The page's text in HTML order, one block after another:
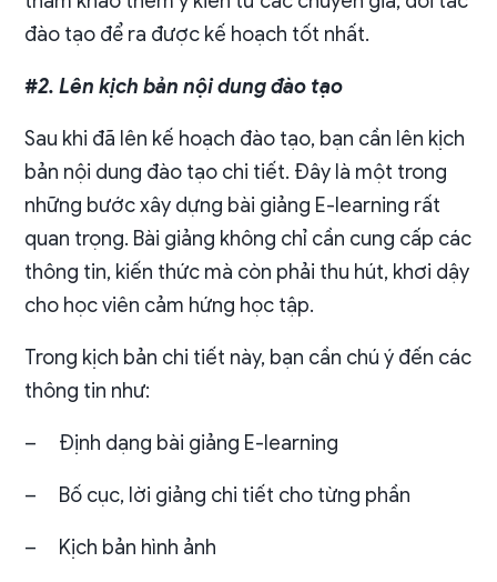
đào tạo để ra được kế hoạch tốt nhất.
#2. Lên kịch bản nội dung đào tạo
Sau khi đã lên kế hoạch đào tạo, bạn cần lên kịch
bản nội dung đào tạo chi tiết. Đây là một trong
những bước xây dựng bài giảng E-learning rất
quan trọng. Bài giảng không chỉ cần cung cấp các
thông tin, kiến thức mà còn phải thu hút, khơi dậy
cho học viên cảm hứng học tập.
Trong kịch bản chi tiết này, bạn cần chú ý đến các
thông tin như:
– Định dạng bài giảng E-learning
– Bố cục, lời giảng chi tiết cho từng phần
– Kịch bản hình ảnh